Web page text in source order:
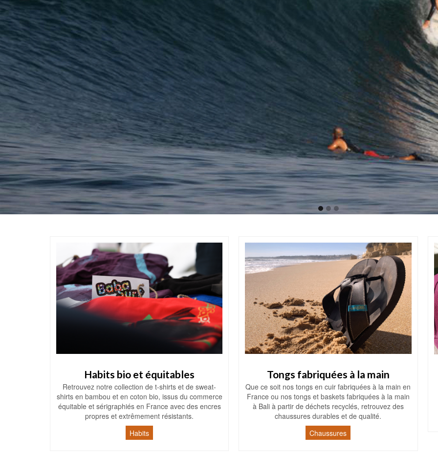
Habits bio et équitables
Retrouvez notre collection de t-shirts et de sweat-
shirts en bambou et en coton bio, issus du commerce
équitable et sérigraphiés en France avec des encres
propres et extrêmement résistants.
Habits
Tongs fabriquées à la main
Que ce soit nos tongs en cuir fabriquées à la main en
France ou nos tongs et baskets fabriquées à la main
à Bali à partir de déchets recyclés, retrouvez des
chaussures durables et de qualité.
Chaussures